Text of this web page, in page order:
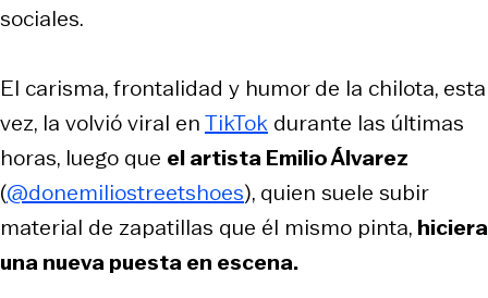
sociales.
El carisma, frontalidad y humor de la chilota, esta
vez, la volvió viral enTikTok durante las últimas
horas, luego que el artista Emilio Álvarez
(@donemiliostreetshoes), quien suele subir
material de zapatillas que él mismo pinta, hiciera
una nueva puesta en escena.